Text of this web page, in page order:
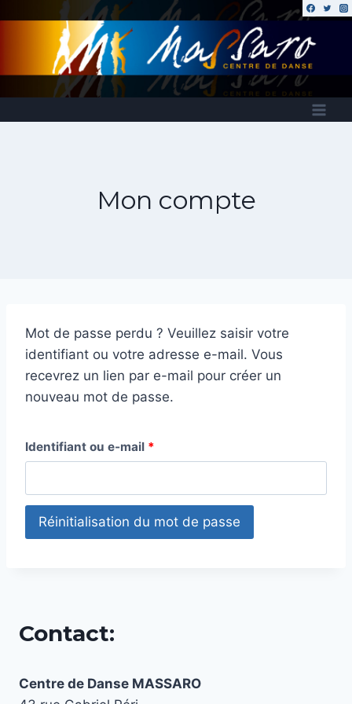
Mon compte
Mot de passe perdu ? Veuillez saisir votre
identifiant ou votre adresse e-mail. Vous
recevrez un lien par e-mail pour créer un
nouveau mot de passe.
Identifiant ou e-mail *
Réinitialisation du mot de passe
Contact:
Centre de Danse MASSARO